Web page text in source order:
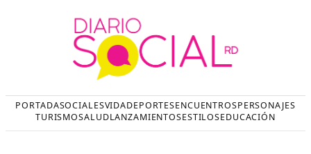
PORTADASOCIALESVIDADEPORTESENCUENTROSPERSONAJES
TURISMOSALUDLANZAMIENTOSESTILOSEDUCACIÓN